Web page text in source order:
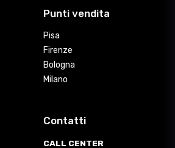
Punti vendita
Pisa
Firenze
Bologna
Milano
Contatti
CALL CENTER